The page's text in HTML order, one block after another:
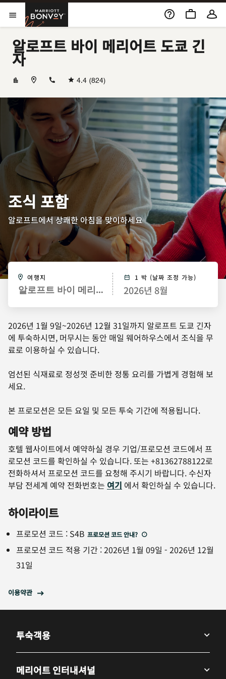
Skip to Content
메뉴 열기
Marriott Bonvoy
알로프트 바이 메리어트 도쿄 긴
자
+81362788122
4.4 (824)
조식 포함
알로프트에서 상쾌한 아침을 맞이하세요
여행지
알로프트 바이 메리어트 도쿄 긴자
1 박 (날짜 조정 가능)
2026년 8월
2026년 1월 9일~2026년 12월 31일까지 알로프트 도쿄 긴자
에 투숙하시면, 머무시는 동안 매일 웨어하우스에서 조식을 무
료로 이용하실 수 있습니다.
엄선된 식재료로 정성껏 준비한 정통 요리를 가볍게 경험해 보
세요.
본 프로모션은 모든 요일 및 모든 투숙 기간에 적용됩니다.
예약 방법
호텔 웹사이트에서 예약하실 경우 기업/프로모션 코드에서 프
로모션 코드를 확인하실 수 있습니다. 또는 +81362788122로
전화하셔서 프로모션 코드를 요청해 주시기 바랍니다. 수신자
부담 전세계 예약 전화번호는 여기 에서 확인하실 수 있습니다.
하이라이트
프로모션 코드 : S4B 프로모션 코드 안내?
프로모션 코드 적용 기간 :2026년 1월 09일 - 2026년 12월
31일
이용약관
투숙객용
메리어트 인터내셔널